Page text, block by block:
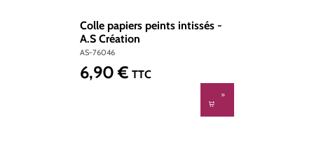
Colle papiers peints intissés -
A.S Création
AS-76046
Prix régulier :
6,90 € TTC